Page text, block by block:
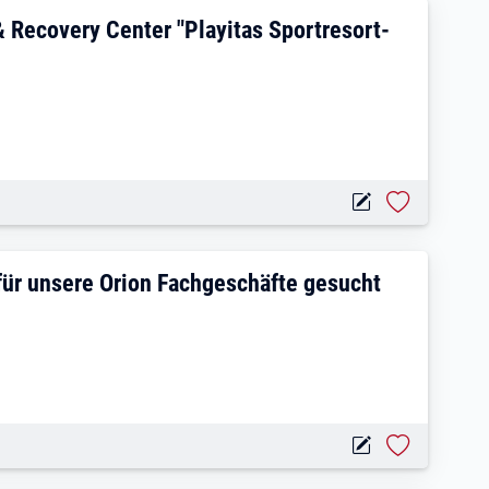
im Alegria Health & Recovery Center
Center "Playitas Sportresort-
80std. (m/w/d) für unsere Orion
unsere Orion Fachgeschäfte gesucht